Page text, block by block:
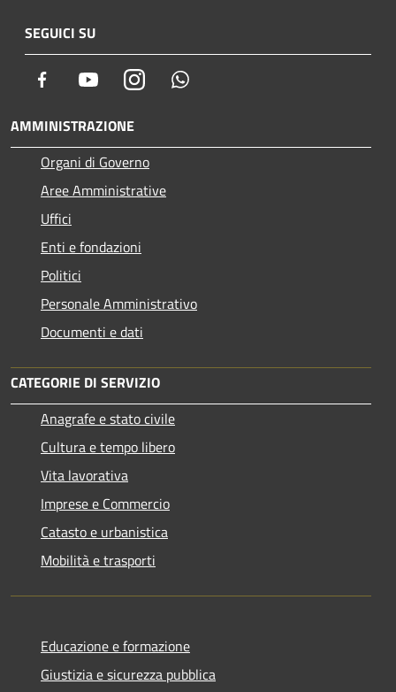
SEGUICI SU
Facebook YoutubeInstagram
AMMINISTRAZIONE
Organi di Governo
Aree Amministrative
Uffici
Enti e fondazioni
Politici
Personale Amministrativo
Documenti e dati
CATEGORIE DI SERVIZIO
Anagrafe e stato civile
Cultura e tempo libero
Vita lavorativa
Imprese e Commercio
Catasto e urbanistica
Mobilità e trasporti
Educazione e formazione
Giustizia e sicurezza pubblica